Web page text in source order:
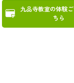
九品寺教室の体験
ちら
© 2026 熊本県熊本市の